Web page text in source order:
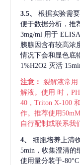
3.5、 根据实验需
便于数据分析，推
3mg/ml 用于
胰腺因含有较高浓
情况下会和显色底
1%H2O2 灭活
注意： 裂解液常用
解液。使用 时，
40，Triton X-100
作。推荐使用
自行配制或联系我
4、 细胞培养上清
5min，收集澄清的
使用量分装于-80°C